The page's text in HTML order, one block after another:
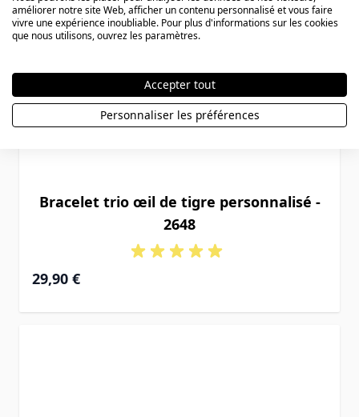
Bracelet trio œil de tigre personnalisé -
2648
29,90 €
améliorer notre site Web, afficher un contenu personnalisé et vous faire
vivre une expérience inoubliable. Pour plus d'informations sur les cookies
que nous utilisons, ouvrez les paramètres.
Accepter tout
Personnaliser les préférences